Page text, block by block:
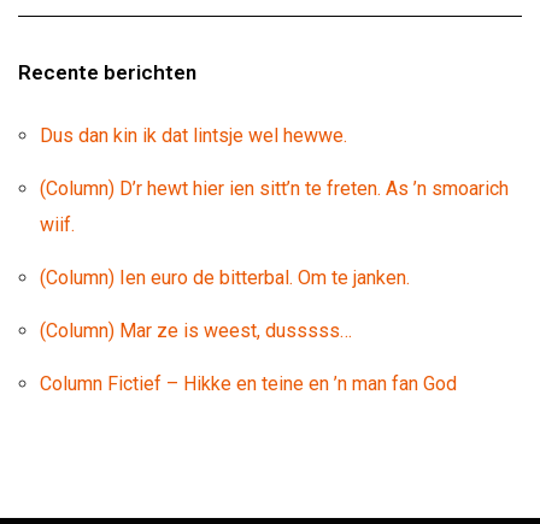
Recente berichten
Dus dan kin ik dat lintsje wel hewwe.
(Column) D’r hewt hier ien sitt’n te freten. As ’n smoarich
wiif.
(Column) Ien euro de bitterbal. Om te janken.
(Column) Mar ze is weest, dusssss…
Column Fictief – Hikke en teine en ’n man fan God